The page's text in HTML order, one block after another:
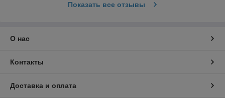
Показать все отзывы
О нас
Контакты
Доставка и оплата